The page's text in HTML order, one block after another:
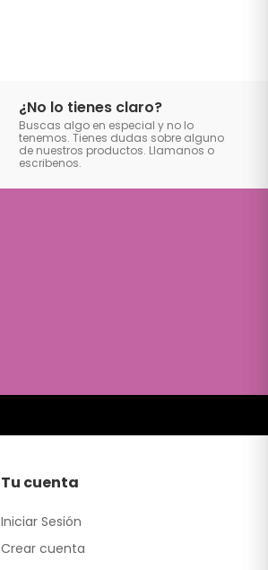
¿No lo tienes claro?
Buscas algo en especial y no lo
tenemos. Tienes dudas sobre alguno
de nuestros productos. Llamanos o
escribenos.
Tu cuenta
Iniciar Sesión
Crear cuenta